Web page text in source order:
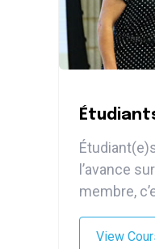
l’avance
membre,
View